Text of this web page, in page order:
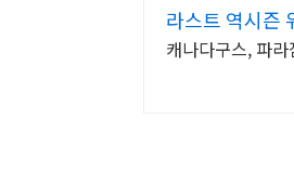
라스트 역시즌
캐나다구스, 파